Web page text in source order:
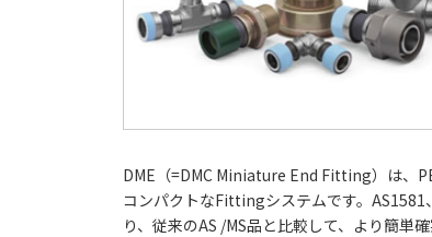
DME（=DMC Miniature End Fitting）は、
コンパクトなFittingシステムです。AS1581
り、従来のAS /MS品と比較して、より簡単